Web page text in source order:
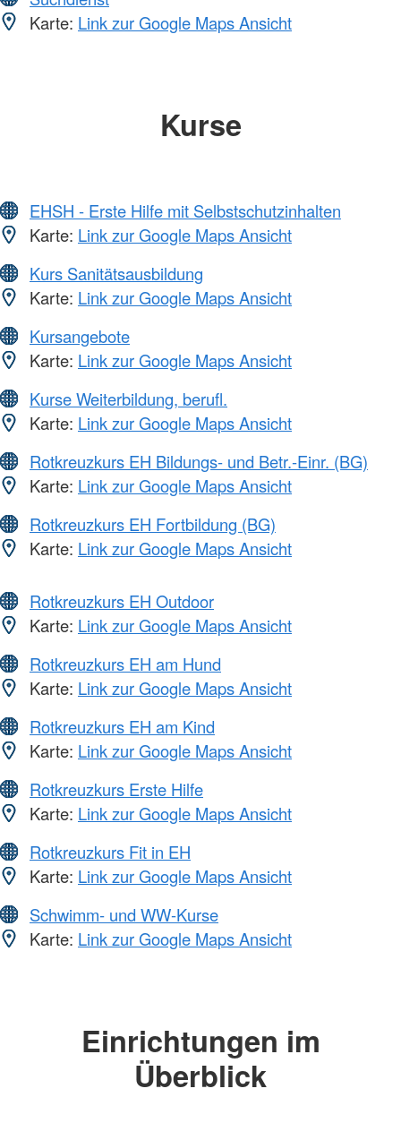
Karte: Link zur Google Maps Ansicht
Kurse
EHSH - Erste Hilfe mit Selbstschutzinhalten
Karte: Link zur Google Maps Ansicht
Kurs Sanitätsausbildung
Karte: Link zur Google Maps Ansicht
Kursangebote
Karte: Link zur Google Maps Ansicht
Kurse Weiterbildung, berufl.
Karte: Link zur Google Maps Ansicht
Rotkreuzkurs EH Bildungs- und Betr.-Einr. (BG)
Karte: Link zur Google Maps Ansicht
Rotkreuzkurs EH Fortbildung (BG)
Karte: Link zur Google Maps Ansicht
Rotkreuzkurs EH Outdoor
Karte: Link zur Google Maps Ansicht
Rotkreuzkurs EH am Hund
Karte: Link zur Google Maps Ansicht
Rotkreuzkurs EH am Kind
Karte: Link zur Google Maps Ansicht
Rotkreuzkurs Erste Hilfe
Karte: Link zur Google Maps Ansicht
Rotkreuzkurs Fit in EH
Karte: Link zur Google Maps Ansicht
Schwimm- und WW-Kurse
Karte: Link zur Google Maps Ansicht
Einrichtungen im
Überblick